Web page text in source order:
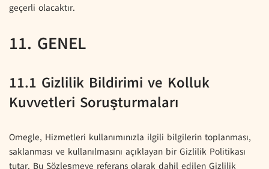
geçerli olacaktır.
11. GENEL
11.1 Gizlilik Bildirimi ve Kolluk
Kuvvetleri Soruşturmaları
Omegle, Hizmetleri kullanımınızla ilgili bilgilerin toplanması,
saklanması ve kullanılmasını açıklayan bir Gizlilik Politikası
tutar. Bu Sözleşmeye referans olarak dahil edilen Gizlilik